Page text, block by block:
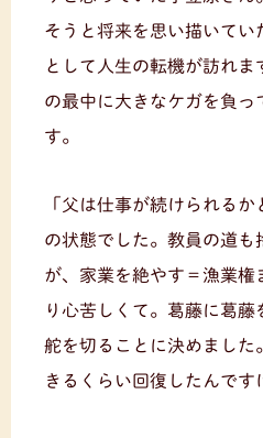
そうと将来を思い描いてい
として人生の転機が訪れ
の最中に大きなケガを負っ
す。
「父は仕事が続けられる
の状態でした。教員の道も
が、家業を絶やす＝漁業
り心苦しくて。葛藤に葛藤
舵を切ることに決めました
きるくらい回復したんです